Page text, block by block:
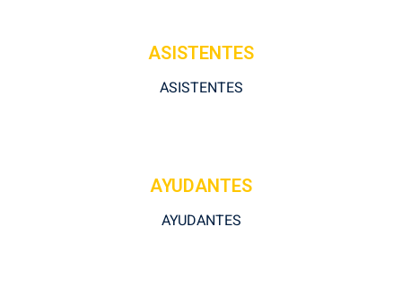
ASISTENTES
ASISTENTES
AYUDANTES
AYUDANTES